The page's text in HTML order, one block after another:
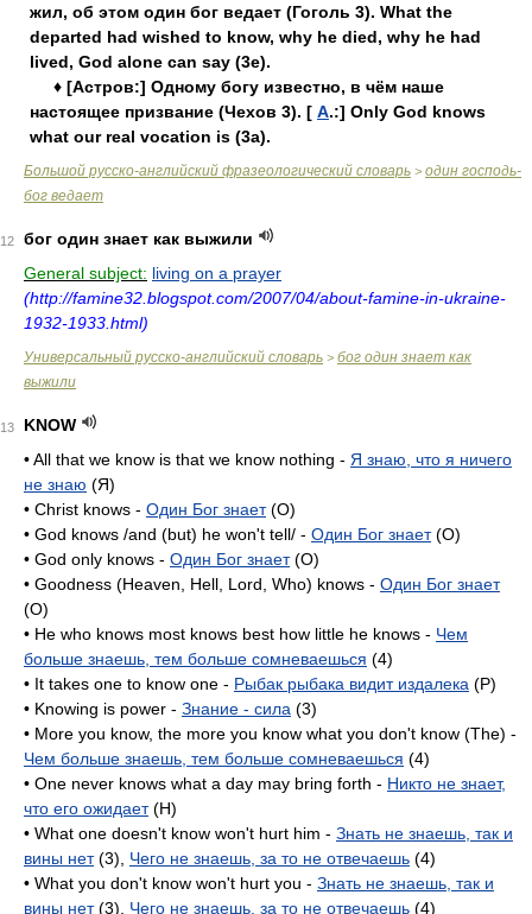
жил, об этом один бог ведает (Гоголь 3). What the
departed had wished to know, why he died, why he had
lived, God alone can say (3e).
♦ [Астров:] Одному богу известно, в чём наше
настоящее призвание (Чехов 3). [ А.:] Only God knows
what our real vocation is (3a).
Большой русско-английский фразеологический словарь > один господь-
бог ведает
12
бог один знает как выжили
General subject: living on a prayer
(http://famine32.blogspot.com/2007/04/about-famine-in-ukraine-
1932-1933.html)
Универсальный русско-английский словарь > бог один знает как
выжили
13
KNOW
• All that we know is that we know nothing - Я знаю, что я ничего
не знаю (Я)
• Christ knows - Один Бог знает(O)
• God knows /and (but) he won't tell/ - Один Бог знает(O)
• God only knows - Один Бог знает(O)
• Goodness (Heaven, Hell, Lord, Who) knows - Один Бог знает
(O)
• He who knows most knows best how little he knows - Чем
больше знаешь, тем больше сомневаешься (4)
• It takes one to know one - Рыбак рыбака видит издалека (P)
• Knowing is power - Знание - сила (3)
• More you know, the more you know what you don't know (The) -
Чем больше знаешь, тем больше сомневаешься (4)
• One never knows what a day may bring forth - Никто не знает,
что его ожидает(H)
• What one doesn't know won't hurt him - Знать не знаешь, так и
вины нет(3), Чего не знаешь, за то не отвечаешь (4)
• What you don't know won't hurt you - Знать не знаешь, так и
вины нет(3), Чего не знаешь, за то не отвечаешь (4)